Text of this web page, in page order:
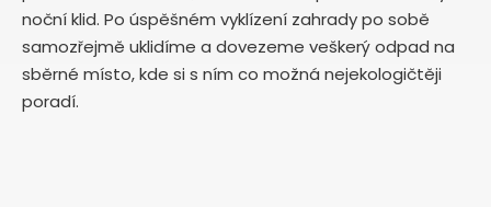
noční klid. Po úspěšném vyklízení zahrady po sobě
samozřejmě uklidíme a dovezeme veškerý odpad na
sběrné místo, kde si s ním co možná nejekologičtěji
poradí.